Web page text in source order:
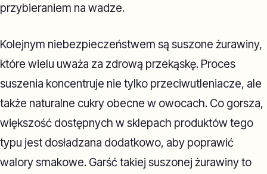
przybieraniem na wadze.
Kolejnym niebezpieczeństwem są suszone żurawiny,
które wielu uważa za zdrową przekąskę. Proces
suszenia koncentruje nie tylko przeciwutleniacze, ale
także naturalne cukry obecne w owocach. Co gorsza,
większość dostępnych w sklepach produktów tego
typu jest dosładzana dodatkowo, aby poprawić
walory smakowe. Garść takiej suszonej żurawiny to